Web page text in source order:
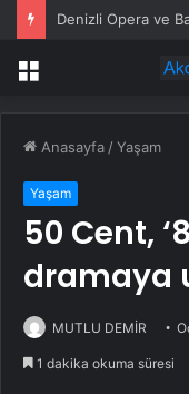
Denizli Opera ve
Menü
Anasayfa /Yaşam
Yaşam
50 Cent,
dramaya
MUTLU DEMİR
1 dakika okuma süresi